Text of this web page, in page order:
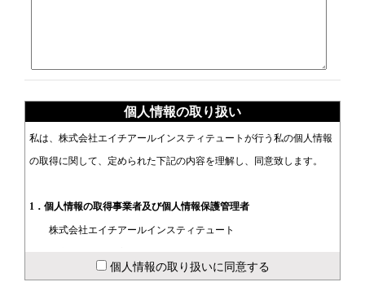
個人情報の取り扱い
私は、株式会社エイチアールインスティテュートが行う私の個人情報
の取得に関して、定められた下記の内容を理解し、同意致します。
1．個人情報の取得事業者及び個人情報保護管理者
株式会社エイチアールインスティテュート
TEL：03-3423-3201
個人情報の取り扱いに同意する